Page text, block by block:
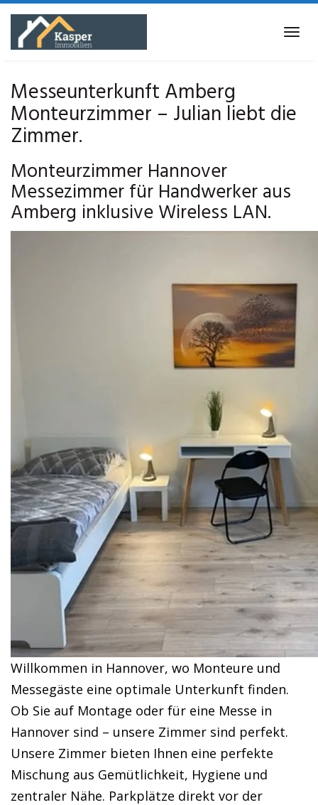
Skip
main
Messeunterkunft Amberg
Monteurzimmer – Julian liebt die
Zimmer.
Monteurzimmer Hannover
Messezimmer für Handwerker aus
Amberg inklusive Wireless LAN.
Willkommen in Hannover, wo Monteure und
Messegäste eine optimale Unterkunft finden.
Ob Sie auf Montage oder für eine Messe in
Hannover sind – unsere Zimmer sind perfekt.
Unsere Zimmer bieten Ihnen eine perfekte
Mischung aus Gemütlichkeit, Hygiene und
zentraler Nähe. Parkplätze direkt vor der